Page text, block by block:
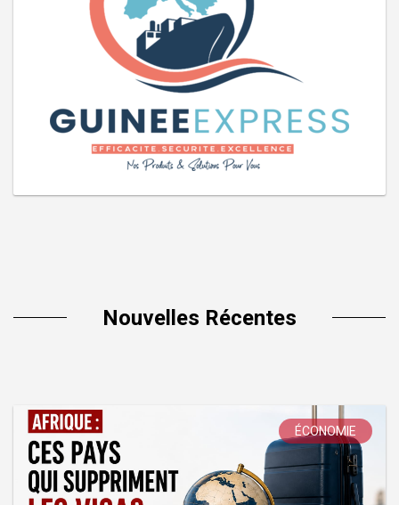
Nouvelles Récentes
ÉCONOMIE